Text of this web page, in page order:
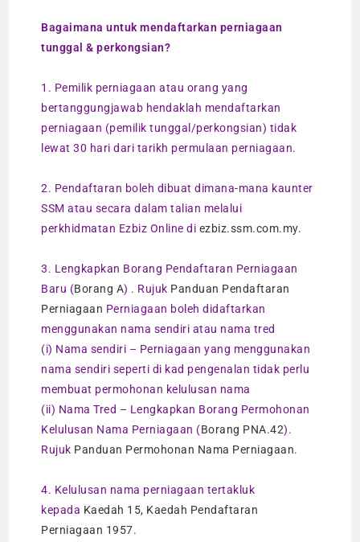
Bagaimana untuk mendaftarkan perniagaan
tunggal & perkongsian?
1. Pemilik perniagaan atau orang yang
bertanggungjawab hendaklah mendaftarkan
perniagaan (pemilik tunggal/perkongsian) tidak
lewat 30 hari dari tarikh permulaan perniagaan.
2. Pendaftaran boleh dibuat dimana-mana kaunter
SSM atau secara dalam talian melalui
perkhidmatan Ezbiz Online di ezbiz.ssm.com.my.
3. Lengkapkan Borang Pendaftaran Perniagaan
Baru (Borang A) . Rujuk Panduan Pendaftaran
Perniagaan Perniagaan boleh didaftarkan
menggunakan nama sendiri atau nama tred
(i) Nama sendiri – Perniagaan yang menggunakan
nama sendiri seperti di kad pengenalan tidak perlu
membuat permohonan kelulusan nama
(ii) Nama Tred – Lengkapkan Borang Permohonan
Kelulusan Nama Perniagaan (Borang PNA.42).
Rujuk Panduan Permohonan Nama Perniagaan.
4. Kelulusan nama perniagaan tertakluk
kepada Kaedah 15, Kaedah Pendaftaran
Perniagaan 1957.